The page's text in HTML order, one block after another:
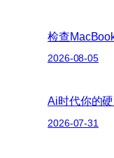
检查
2026-08-05
Ai时代你的
2026-07-31